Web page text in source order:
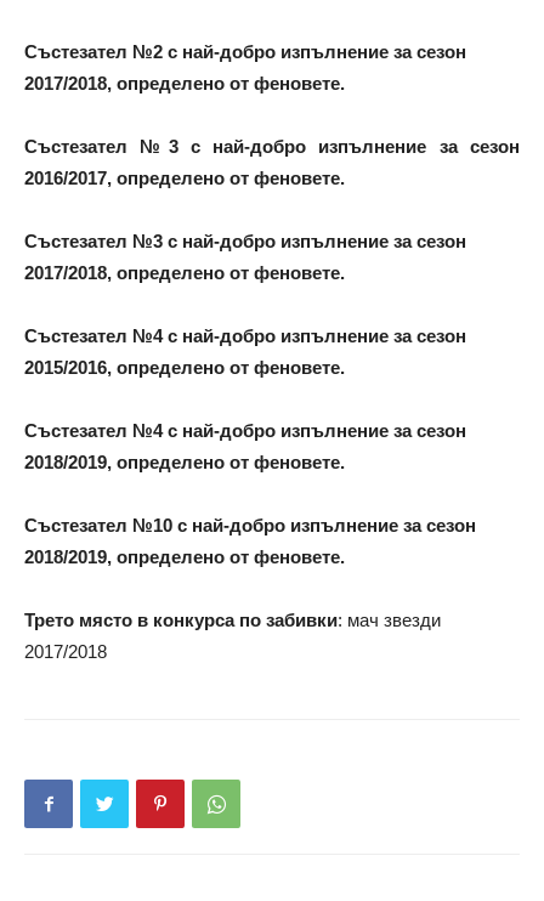
Състезател №2 с най-добро изпълнение за сезон
2017/2018, определено от феновете.
Състезател №3 с най-добро изпълнение за сезон
2016/2017, определено от феновете.
Състезател №3 с най-добро изпълнение за сезон
2017/2018, определено от феновете.
Състезател №4 с най-добро изпълнение за сезон
2015/2016, определено от феновете.
Състезател №4 с най-добро изпълнение за сезон
2018/2019, определено от феновете.
Състезател №10 с най-добро изпълнение за сезон
2018/2019, определено от феновете.
Трето място в конкурса по забивки: мач звезди
2017/2018